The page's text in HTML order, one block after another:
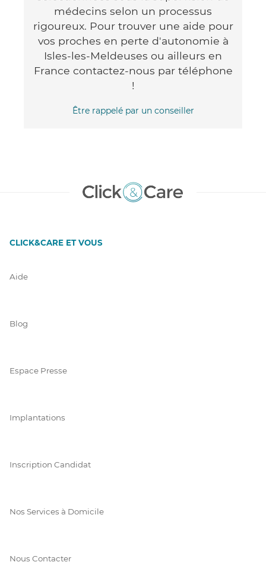
médecins selon un processus
rigoureux. Pour trouver une aide pour
vos proches en perte d'autonomie à
Isles-les-Meldeuses ou ailleurs en
France contactez-nous par téléphone
!
Être rappelé par un conseiller
CLICK&CARE ET VOUS
Aide
Blog
Espace Presse
Implantations
Inscription Candidat
Nos Services à Domicile
Nous Contacter